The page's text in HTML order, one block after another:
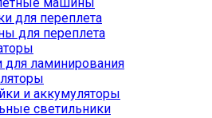
машины
для переплета
для переплета
для ламинирования
и аккумуляторы
светильники